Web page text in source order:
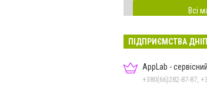
Всі
ПІДПРИЄМСТВА
AppLab -